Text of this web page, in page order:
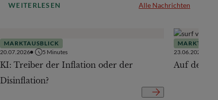
WEITERLESEN Alle Nachrichten
MARKTAUSBLICK
20.07.2026
5 Minutes
KI: Treiber der Inflation oder der
Disinflation?
23.06.2026
Auf der